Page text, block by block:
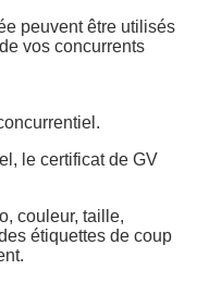
peuvent être utilisés
vos concurrents
le certificat de GV
couleur, taille,
étiquettes de coup